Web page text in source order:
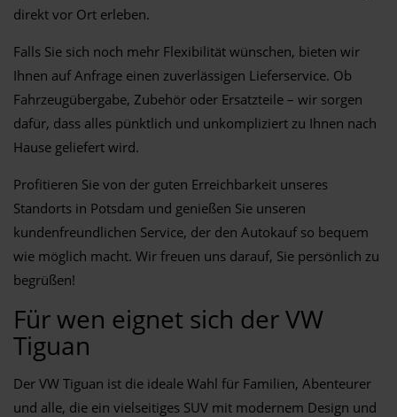
direkt vor Ort erleben.
Falls Sie sich noch mehr Flexibilität wünschen, bieten wir
Ihnen auf Anfrage einen zuverlässigen Lieferservice. Ob
Fahrzeugübergabe, Zubehör oder Ersatzteile – wir sorgen
dafür, dass alles pünktlich und unkompliziert zu Ihnen nach
Hause geliefert wird.
Profitieren Sie von der guten Erreichbarkeit unseres
Standorts in Potsdam und genießen Sie unseren
kundenfreundlichen Service, der den Autokauf so bequem
wie möglich macht. Wir freuen uns darauf, Sie persönlich zu
begrüßen!
Für wen eignet sich der VW
Tiguan
Der VW Tiguan ist die ideale Wahl für Familien, Abenteurer
und alle, die ein vielseitiges SUV mit modernem Design und